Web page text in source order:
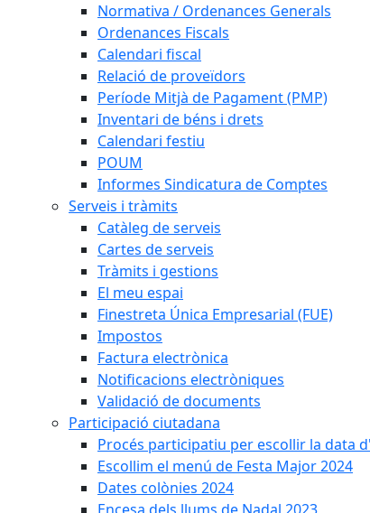
Normativa / Ordenances Generals
Ordenances Fiscals
Calendari fiscal
Relació de proveïdors
Període Mitjà de Pagament (PMP)
Inventari de béns i drets
Calendari festiu
POUM
Informes Sindicatura de Comptes
Serveis i tràmits
Catàleg de serveis
Cartes de serveis
Tràmits i gestions
El meu espai
Finestreta Única Empresarial (FUE)
Impostos
Factura electrònica
Notificacions electròniques
Validació de documents
Participació ciutadana
Procés participatiu per escollir la data
Escollim el menú de Festa Major 2024
Dates colònies 2024